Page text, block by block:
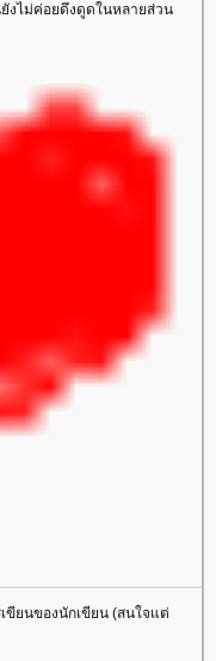
งไม่ค่อยดึงดูดในหลายส่วน
ขียนของนักเขียน (สนใจแต่